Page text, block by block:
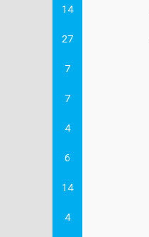
14
27
7
7
4
6
14
4